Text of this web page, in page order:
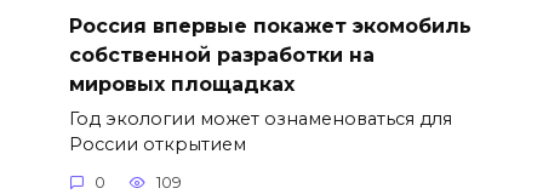
Россия впервые покажет экомобиль
собственной разработки на
мировых площадках
Год экологии может ознаменоваться для
России открытием
0 109